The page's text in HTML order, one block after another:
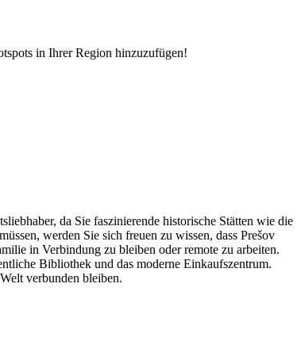
in Ihrer Region hinzuzufügen!
da Sie faszinierende historische Stätten wie die
werden Sie sich freuen zu wissen, dass Prešov
in Verbindung zu bleiben oder remote zu arbeiten.
Bibliothek und das moderne Einkaufszentrum.
verbunden bleiben.